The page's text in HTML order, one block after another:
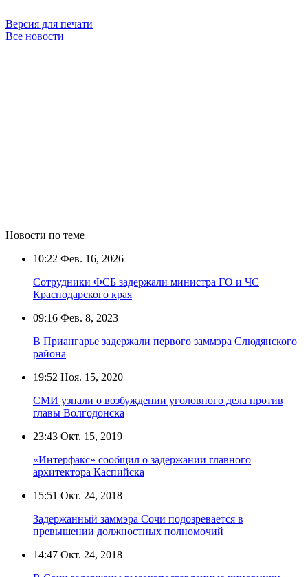
Версия для печати
Все новости
Новости по теме
10:22 Фев. 16, 2026
Сотрудники ФСБ задержали министра ГО и ЧС
Краснодарского края
09:16 Фев. 8, 2023
В Приангарье задержали первого заммэра Слюдянского
района
19:52 Ноя. 15, 2020
СМИ узнали о возбуждении уголовного дела против
главы Волгодонска
23:43 Окт. 15, 2019
«Интерфакс» сообщил о задержании главного
архитектора Каспийска
15:51 Окт. 24, 2018
Задержанный заммэра Сочи подозревается в
превышении должностных полномочий
14:47 Окт. 24, 2018